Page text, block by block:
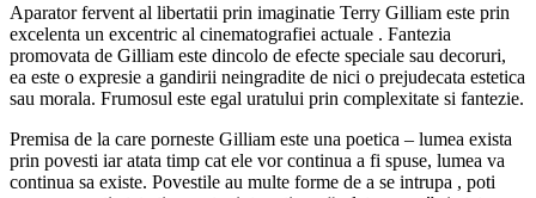
Aparator fervent al libertatii prin imaginatie Terry Gilliam este prin
excelenta un excentric al cinematografiei actuale . Fantezia
promovata de Gilliam este dincolo de efecte speciale sau decoruri,
ea este o expresie a gandirii neingradite de nici o prejudecata estetica
sau morala. Frumosul este egal uratului prin complexitate si fantezie.
Premisa de la care porneste Gilliam este una poetica – lumea exista
prin povesti iar atata timp cat ele vor continua a fi spuse, lumea va
continua sa existe. Povestile au multe forme de a se intrupa , poti